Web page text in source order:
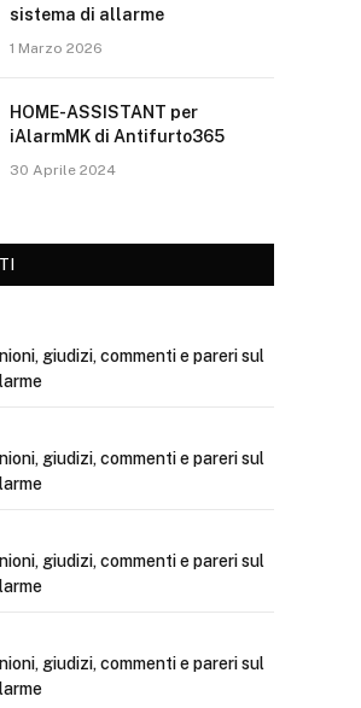
sistema di allarme
1 Marzo 2026
HOME-ASSISTANT per
iAlarmMK di Antifurto365
30 Aprile 2024
giudizi, commenti e pareri sul
giudizi, commenti e pareri sul
giudizi, commenti e pareri sul
giudizi, commenti e pareri sul